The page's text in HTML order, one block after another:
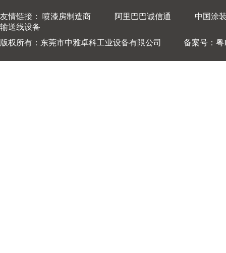
友情链接： 喷漆房制造商 阿里巴巴诚信通
中国涂
输送线设备
版权所有：东莞市中雅卓科工业设备有限公司 备案号： 粤